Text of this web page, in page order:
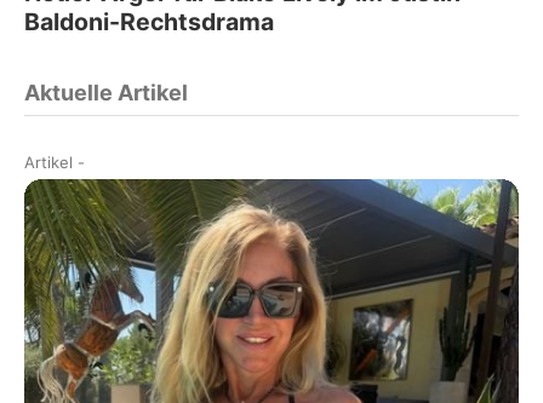
Baldoni-Rechtsdrama
Aktuelle Artikel
Artikel -